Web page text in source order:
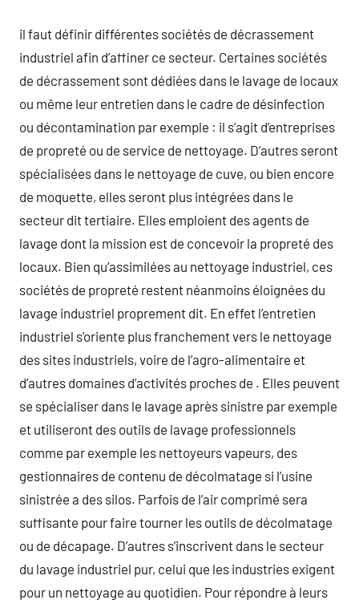
il faut définir différentes sociétés de décrassement
industriel afin d’affiner ce secteur. Certaines sociétés
de décrassement sont dédiées dans le lavage de locaux
ou même leur entretien dans le cadre de désinfection
ou décontamination par exemple : il s’agit d’entreprises
de propreté ou de service de nettoyage. D’autres seront
spécialisées dans le nettoyage de cuve, ou bien encore
de moquette, elles seront plus intégrées dans le
secteur dit tertiaire. Elles emploient des agents de
lavage dont la mission est de concevoir la propreté des
locaux. Bien qu’assimilées au nettoyage industriel, ces
sociétés de propreté restent néanmoins éloignées du
lavage industriel proprement dit. En effet l’entretien
industriel s’oriente plus franchement vers le nettoyage
des sites industriels, voire de l’agro-alimentaire et
d’autres domaines d’activités proches de . Elles peuvent
se spécialiser dans le lavage après sinistre par exemple
et utiliseront des outils de lavage professionnels
comme par exemple les nettoyeurs vapeurs, des
gestionnaires de contenu de décolmatage si l’usine
sinistrée a des silos. Parfois de l’air comprimé sera
suffisante pour faire tourner les outils de décolmatage
ou de décapage. D’autres s’inscrivent dans le secteur
du lavage industriel pur, celui que les industries exigent
pour un nettoyage au quotidien. Pour répondre à leurs